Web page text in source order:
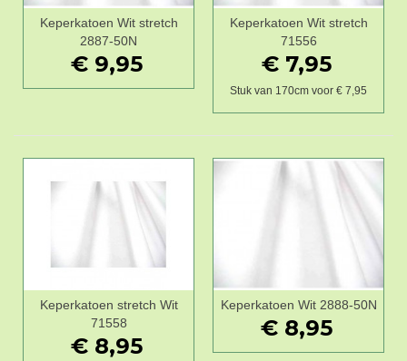
Keperkatoen Wit stretch
2887-50N
€ 9,95
Keperkatoen Wit stretch
71556
€ 7,95
Stuk van 170cm voor € 7,95
Keperkatoen stretch Wit
71558
€ 8,95
Keperkatoen Wit 2888-50N
€ 8,95